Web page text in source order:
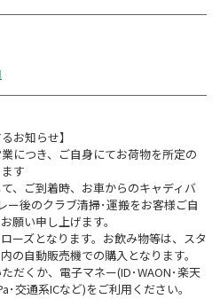
お知らせ】
につき、ご自身にてお荷物を所定の
す
、ご到着時、お車からのキャディバ
ー後のクラブ清掃･運搬をお客様ご自
願い申し上げます。
ーズとなります。お飲み物等は、スタ
の自動販売機での購入となります。
だくか、電子マネー(ID･WAON･楽天
･交通系ICなど)をご利用ください。